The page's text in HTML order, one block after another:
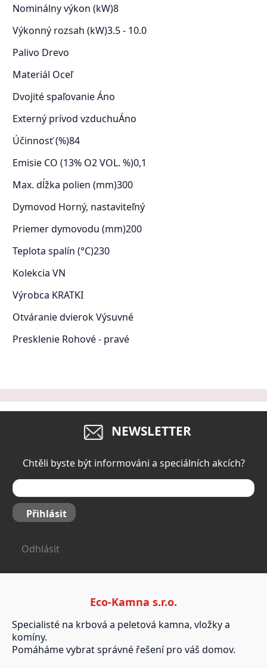
Nominálny výkon (kW)8
Výkonný rozsah (kW)3.5 - 10.0
Palivo Drevo
Materiál Oceľ
Dvojité spaľovanieÁno
Externý prívod vzduchuÁno
Účinnosť (%)84
Emisie CO (13% O2 VOL. %)0,1
Max. dĺžka polien (mm)300
Dymovod Horný, nastaviteľný
Priemer dymovodu (mm)200
Teplota spalín (°C)230
Kolekcia VN
Výrobca KRATKI
Otváranie dvierokVýsuvné
Presklenie Rohové - pravé
NEWSLETTER
Chtěli byste být informováni a speciálních akcích?
Přihlásit
Odhlásit
Eco-Kamna s.r.o.
Specialisté na krbová a peletová kamna, vložky a
komíny.
Pomáháme vybrat správné řešení pro váš domov.